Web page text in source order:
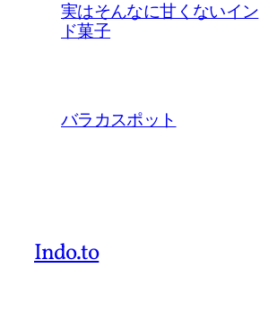
実はそんなに甘くないイン
ド菓子
バラカスポット
Indo.to